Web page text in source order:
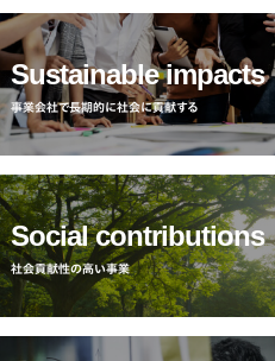
Sustainable impacts
事業会社で長期的に社会に貢献する
Social contributions
社会貢献性の高い事業